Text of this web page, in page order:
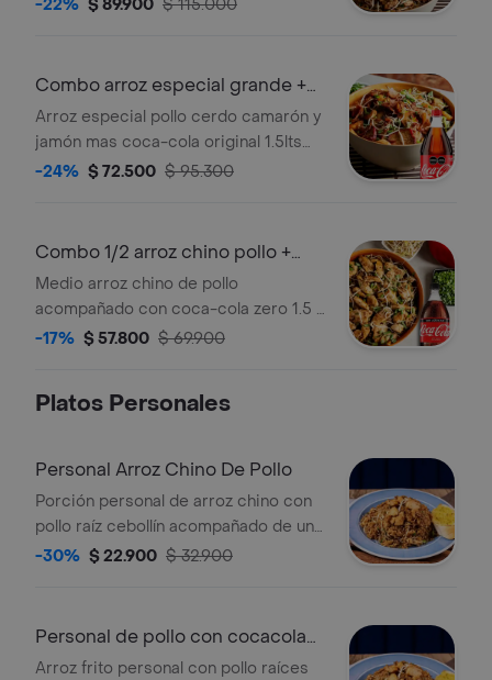
-22% $ 89.900 $ 115.000
Combo arroz especial grande +
coca cola
Arroz especial pollo cerdo camarón y
jamón mas coca-cola original 1.5lts
(para 4-6 personas)
-24% $ 72.500 $ 95.300
Combo 1/2 arroz chino pollo +
coca-cola
Medio arroz chino de pollo
acompañado con coca-cola zero 1.5 l.
(para 3-4 personas)
-17% $ 57.800 $ 69.900
Platos Personales
Personal Arroz Chino De Pollo
Porción personal de arroz chino con
pollo raíz cebollín acompañado de una
porción de pan salsa agridulce.
-30% $ 22.900 $ 32.900
Personal de pollo con cocacola
250 ml
Arroz frito personal con pollo raíces